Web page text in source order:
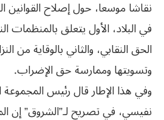
نقاشا موسعا، حول إصلاح القوانين
في البلاد، الأول يتعلق بالمنظمات
الحق النقابي، والثاني بالوقاية من
وتسويتها وممارسة حق الإضراب.
وفي هذا الإطار قال رئيس المجموعة
نفيسي، في تصريح لـ”الشروق” إن